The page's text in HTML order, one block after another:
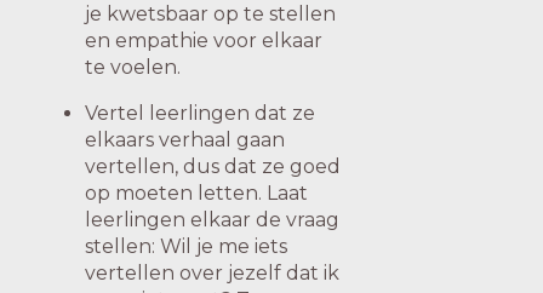
je kwetsbaar op te stellen
en empathie voor elkaar
te voelen.
Vertel leerlingen dat ze
elkaars verhaal gaan
vertellen, dus dat ze goed
op moeten letten. Laat
leerlingen elkaar de vraag
stellen: Wil je me iets
vertellen over jezelf dat ik